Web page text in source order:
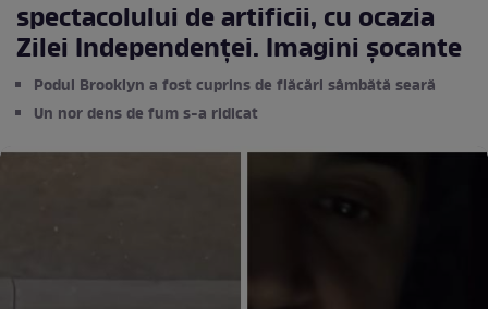
spectacolului de artificii, cu ocazia
Zilei Independenței. Imagini șocante
Podul Brooklyn a fost cuprins de flăcări sâmbătă seară
Un nor dens de fum s-a ridicat